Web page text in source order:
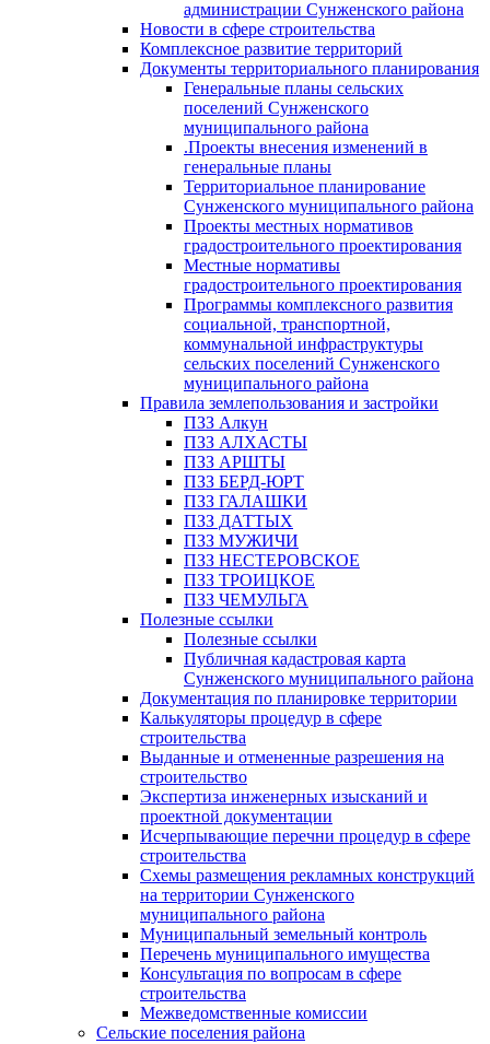
администрации Сунженского района
Новости в сфере строительства
Комплексное развитие территорий
Документы территориального планирования
Генеральные планы сельских
поселений Сунженского
муниципального района
.Проекты внесения изменений в
генеральные планы
Территориальное планирование
Сунженского муниципального района
Проекты местных нормативов
градостроительного проектирования
Местные нормативы
градостроительного проектирования
Программы комплексного развития
социальной, транспортной,
коммунальной инфраструктуры
сельских поселений Сунженского
муниципального района
Правила землепользования и застройки
ПЗЗ Алкун
ПЗЗ АЛХАСТЫ
ПЗЗ АРШТЫ
ПЗЗ БЕРД-ЮРТ
ПЗЗ ГАЛАШКИ
ПЗЗ ДАТТЫХ
ПЗЗ МУЖИЧИ
ПЗЗ НЕСТЕРОВСКОЕ
ПЗЗ ТРОИЦКОЕ
ПЗЗ ЧЕМУЛЬГА
Полезные ссылки
Полезные ссылки
Публичная кадастровая карта
Сунженского муниципального района
Документация по планировке территории
Калькуляторы процедур в сфере
строительства
Выданные и отмененные разрешения на
строительство
Экспертиза инженерных изысканий и
проектной документации
Исчерпывающие перечни процедур в сфере
строительства
Схемы размещения рекламных конструкций
на территории Сунженского
муниципального района
Муниципальный земельный контроль
Перечень муниципального имущества
Консультация по вопросам в сфере
строительства
Межведомственные комиссии
Сельские поселения района